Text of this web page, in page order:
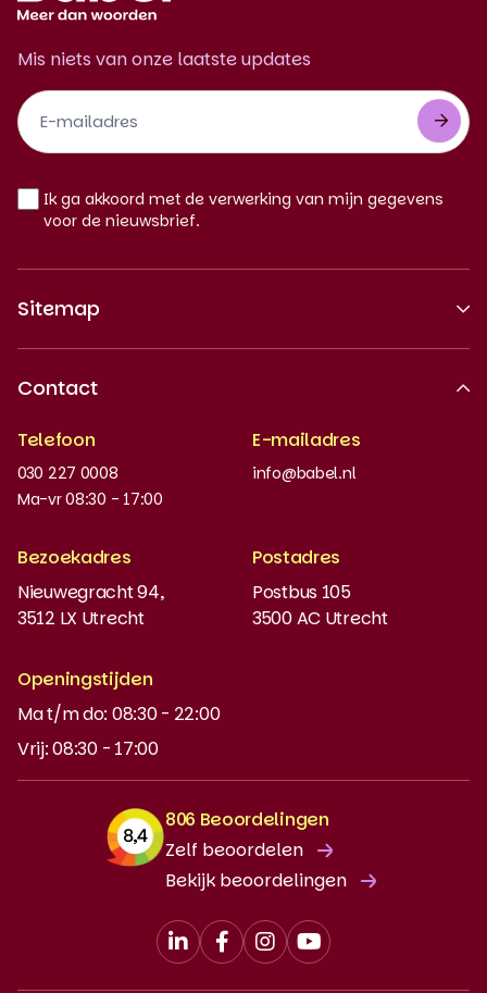
Mis niets van onze laatste updates
Footer
Newsletter
NL
Ik ga akkoord met de verwerking van mijn gegevens
voor de nieuwsbrief.
Sitemap
Nieuws en updates
Instaptoets
MyBabel
NT2
DUO-lening
Contact
Telefoon
030 227 0008
Ma-vr 08:30 - 17:00
E-mailadres
info@babel.nl
Bezoekadres
Nieuwegracht 94,
3512 LX Utrecht
Postadres
Postbus 105
3500 AC Utrecht
Openingstijden
Ma t/m do: 08:30 - 22:00
Vrij: 08:30 - 17:00
806 Beoordelingen
Zelf beoordelen
Bekijk beoordelingen